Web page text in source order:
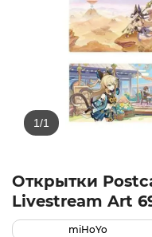
Открытки
Livestream Art
miHoYo